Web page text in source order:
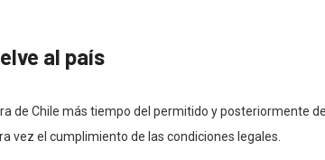
al país
de Chile más tiempo del permitido y posteriormente
vez el cumplimiento de las condiciones legales.